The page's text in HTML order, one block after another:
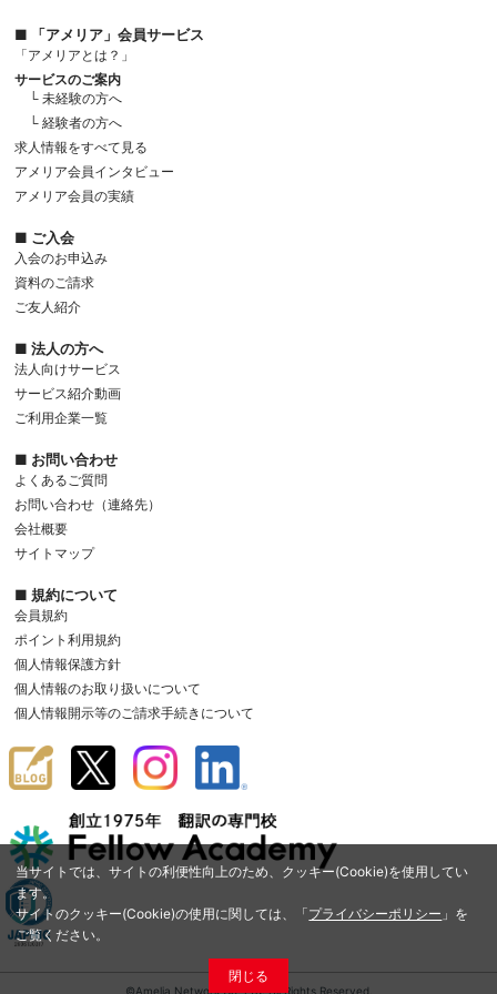
当サイトでは、サイトの利便性向上のため、クッキー(Cookie)を使用してい
ます。
サイトのクッキー(Cookie)の使用に関しては、「プライバシーポリシー 」を
ご覧ください。
閉じる
■ 「アメリア」会員サービス
「アメリアとは？」
サービスのご案内
└ 未経験の方へ
└ 経験者の方へ
求人情報をすべて見る
アメリア会員インタビュー
アメリア会員の実績
■ ご入会
入会のお申込み
資料のご請求
ご友人紹介
■ 法人の方へ
法人向けサービス
サービス紹介動画
ご利用企業一覧
■ お問い合わせ
よくあるご質問
お問い合わせ（連絡先）
会社概要
サイトマップ
■ 規約について
会員規約
ポイント利用規約
個人情報保護方針
個人情報のお取り扱いについて
個人情報開示等のご請求手続きについて
©Amelia Network Co.,Ltd. All Rights Reserved.